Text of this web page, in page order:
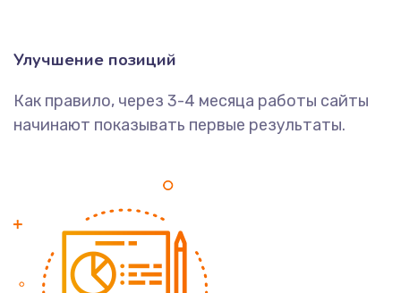
Улучшение позиций
Как правило, через 3-4 месяца работы сайты
начинают показывать первые результаты.